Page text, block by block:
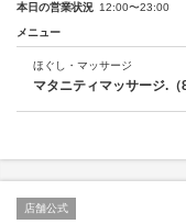
本日の営業状況 12:00〜23:00
メニュー
ほぐし・マッサージ
マタニティマッサージ.（
店舗公式